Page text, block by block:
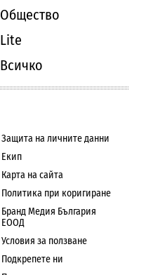
Общество
Lite
Всичко
Защита на личните данни
Екип
Карта на сайта
Политика при коригиране
Бранд Медия България
ЕООД
Условия за ползване
Подкрепете ни